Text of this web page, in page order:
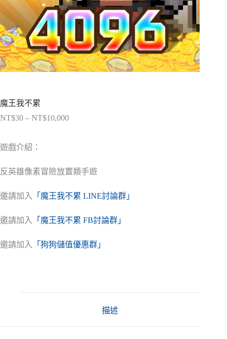
魔王我不累
NT$30 – NT$10,000價
NT$30
到
遊戲介紹：
反英雄像素冒險放置類手遊
邀請加入 「魔王我不累 LINE討論群」
邀請加入 「魔王我不累 FB討論群」
邀請加入 「狗狗儲值優惠群」
描述